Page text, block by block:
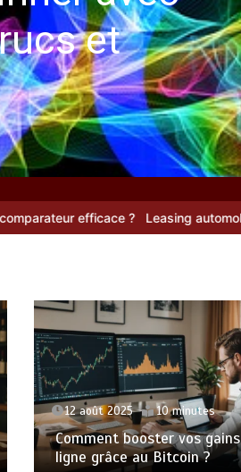
et
automobile : Comprendre tous
12 août 2025 10 minutes
Comment booster vos
ligne grâce au Bitcoin ?